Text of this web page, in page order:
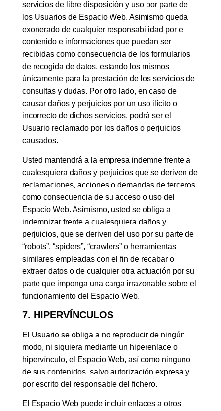
servicios de libre disposición y uso por parte de
los Usuarios de Espacio Web. Asimismo queda
exonerado de cualquier responsabilidad por el
contenido e informaciones que puedan ser
recibidas como consecuencia de los formularios
de recogida de datos, estando los mismos
únicamente para la prestación de los servicios de
consultas y dudas. Por otro lado, en caso de
causar daños y perjuicios por un uso ilícito o
incorrecto de dichos servicios, podrá ser el
Usuario reclamado por los daños o perjuicios
causados.
Usted mantendrá a la empresa indemne frente a
cualesquiera daños y perjuicios que se deriven de
reclamaciones, acciones o demandas de terceros
como consecuencia de su acceso o uso del
Espacio Web. Asimismo, usted se obliga a
indemnizar frente a cualesquiera daños y
perjuicios, que se deriven del uso por su parte de
“robots”, “spiders”, “crawlers” o herramientas
similares empleadas con el fin de recabar o
extraer datos o de cualquier otra actuación por su
parte que imponga una carga irrazonable sobre el
funcionamiento del Espacio Web.
7. HIPERVÍNCULOS
El Usuario se obliga a no reproducir de ningún
modo, ni siquiera mediante un hiperenlace o
hipervínculo, el Espacio Web, así como ninguno
de sus contenidos, salvo autorización expresa y
por escrito del responsable del fichero.
El Espacio Web puede incluir enlaces a otros